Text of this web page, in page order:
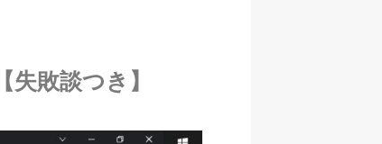
敗談つき】